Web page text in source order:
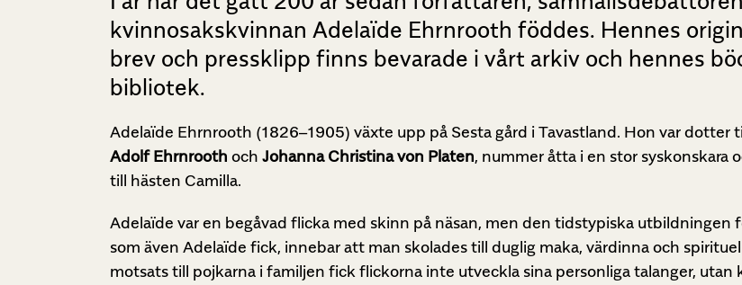
kvinnosakskvinnan Adelaïde Ehrnrooth föddes. Hennes
brev och pressklipp finns bevarade i vårt arkiv och hennes
bibliotek.
Adelaïde Ehrnrooth (1826–1905) växte upp på Sesta gård i Tavastland. Hon var dotter
Adolf Ehrnrooth och Johanna Christina von Platen, nummer åtta i en stor syskonskara
till hästen Camilla.
Adelaïde var en begåvad flicka med skinn på näsan, men den tidstypiska utbildningen
som även Adelaïde fick, innebar att man skolades till duglig maka, värdinna och
motsats till pojkarna i familjen fick flickorna inte utveckla sina personliga talanger, utan